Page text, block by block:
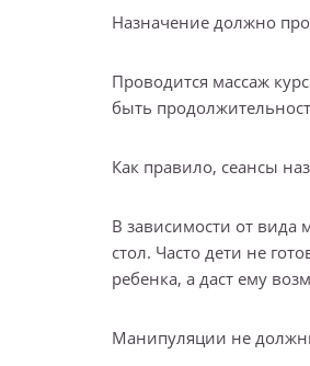
Назначение должно
Проводится массаж
быть
Как правило, сеансы
В зависимости от вида
стол. Часто дети не
ребенка, а даст ему
Манипуляции не